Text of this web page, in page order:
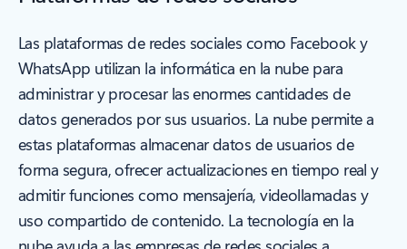
Las plataformas de redes sociales como Facebook y
WhatsApp utilizan la informática en la nube para
administrar y procesar las enormes cantidades de
datos generados por sus usuarios. La nube permite a
estas plataformas almacenar datos de usuarios de
forma segura, ofrecer actualizaciones en tiempo real y
admitir funciones como mensajería, videollamadas y
uso compartido de contenido. La tecnología en la